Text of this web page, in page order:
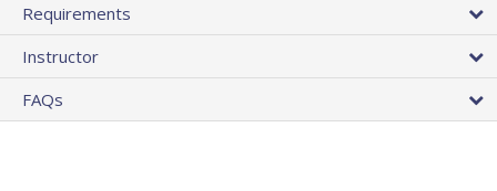
Requirements
Instructor
FAQs